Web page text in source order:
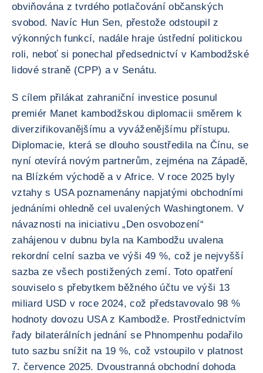
obviňována z tvrdého potlačování občanských
svobod. Navíc Hun Sen, přestože odstoupil z
výkonných funkcí, nadále hraje ústřední politickou
roli, neboť si ponechal předsednictví v Kambodžské
lidové straně (CPP) a v Senátu.
S cílem přilákat zahraniční investice posunul
premiér Manet kambodžskou diplomacii směrem k
diverzifikovanějšímu a vyváženějšímu přístupu.
Diplomacie, která se dlouho soustředila na Čínu, se
nyní otevírá novým partnerům, zejména na Západě,
na Blízkém východě a v Africe. V roce 2025 byly
vztahy s USA poznamenány napjatými obchodními
jednáními ohledně cel uvalených Washingtonem. V
návaznosti na iniciativu „Den osvobození“
zahájenou v dubnu byla na Kambodžu uvalena
rekordní celní sazba ve výši 49 %, což je nejvyšší
sazba ze všech postižených zemí. Toto opatření
souviselo s přebytkem běžného účtu ve výši 13
miliard USD v roce 2024, což představovalo 98 %
hodnoty dovozu USA z Kambodže. Prostřednictvím
řady bilaterálních jednání se Phnompenhu podařilo
tuto sazbu snížit na 19 %, což vstoupilo v platnost
7. července 2025. Dvoustranná obchodní dohoda